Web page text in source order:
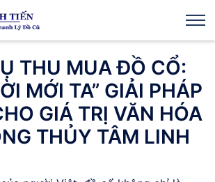
THU MUA ĐỒ CỔ:
MỚI TA” GIẢI PHÁP
GIÁ TRỊ VĂN HÓA
THỦY TÂM LINH